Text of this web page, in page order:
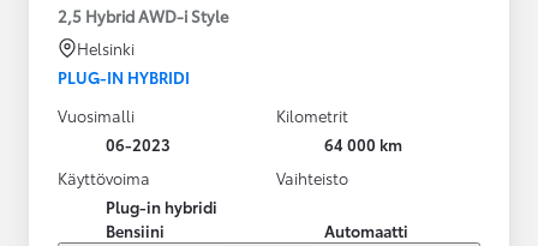
2,5 Hybrid AWD-i Style
Helsinki
PLUG-IN HYBRIDI
Vuosimalli
06-2023
Kilometrit
64 000 km
Käyttövoima
Plug-in hybridi
Bensiini
Vaihteisto
Automaatti